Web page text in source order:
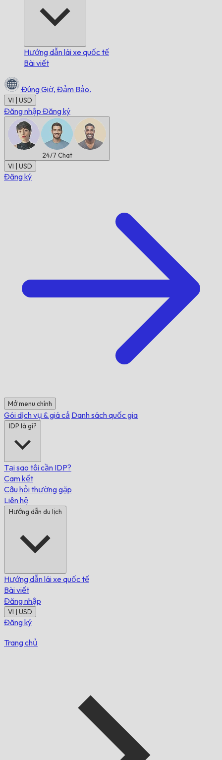
Hướng dẫn lái xe quốc tế
Bài viết
Đúng Giờ, Đảm Bảo.
VI | USD
Đăng nhập Đăng ký
24/7 Chat
VI | USD
Đăng ký
Mở menu chính
Gói dịch vụ & giá cả Danh sách quốc gia
IDP là gì?
Tại sao tôi cần IDP?
Cam kết
Câu hỏi thường gặp
Liên hệ
Hướng dẫn du lịch
Hướng dẫn lái xe quốc tế
Bài viết
Đăng nhập
VI | USD
Đăng ký
Trang chủ